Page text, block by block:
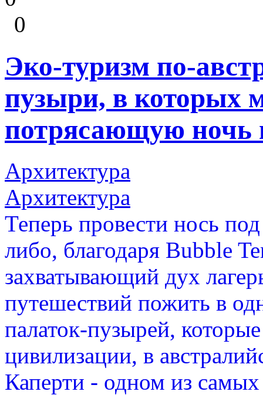
0
Эко-туризм по-
пузыри, в которых
потрясающую ночь
Архитектура
Архитектура
Теперь провести нось
либо, благодаря Bubble
захватывающий дух
путешествий пожить в
палаток-пузырей,
цивилизации, в
Каперти - одном из